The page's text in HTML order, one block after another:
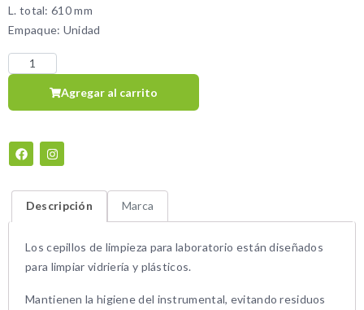
L. total: 610 mm
Empaque: Unidad
Agregar al carrito
Descripción Marca
Los cepillos de limpieza para laboratorio están diseñados
para limpiar vidriería y plásticos.
Mantienen la higiene del instrumental, evitando residuos